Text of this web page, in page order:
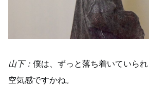
山下： 僕は、ずっと落ち着いていら
空気感ですかね。